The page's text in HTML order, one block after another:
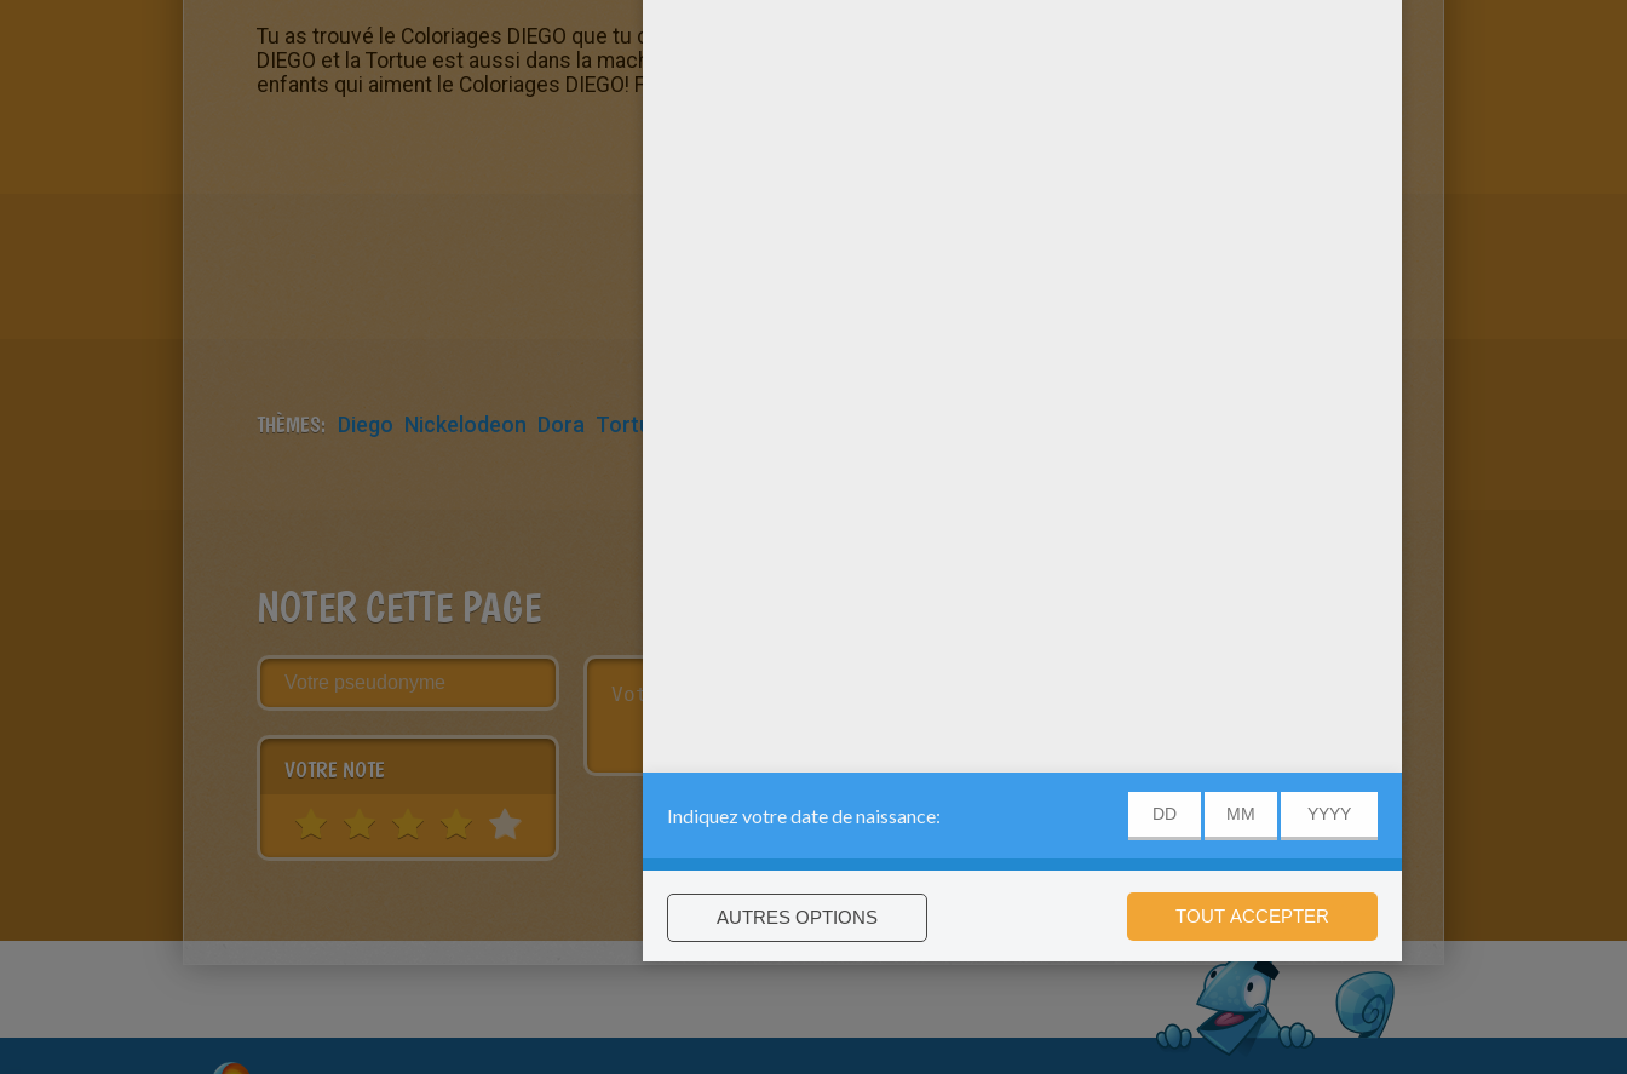
Tu as trouvé le Coloriages DIEGO que tu cherchais mais tu n'as pas de quoi l'imprimer ? Pas de souci, ce coloriage
DIEGO et la Tortue est aussi dans la machine à colorier en ligne d'Hellokids. Hellokids est le meilleur site pour les
enfants qui aiment le Coloriages DIEGO! Fais comme des milliers d'enfants et amuse-toi avec ces coloriages gratuits
THÈMES: Diego Nickelodeon Dora Tortue
NOTER CETTE PAGE
VOTRE NOTE